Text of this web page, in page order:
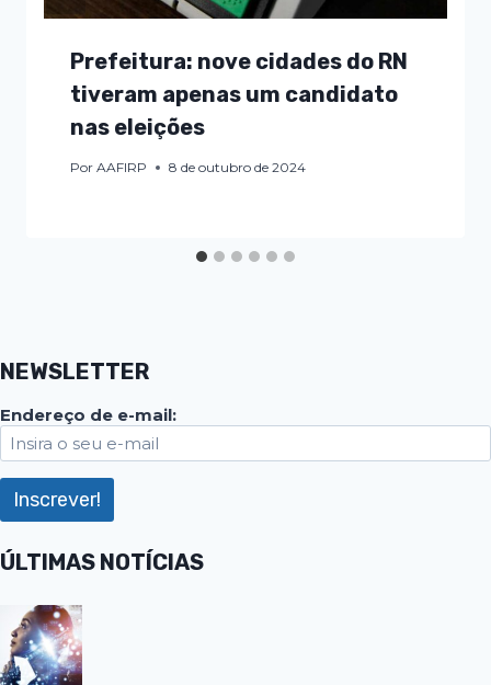
Prefeitura: nove cidades do RN
tiveram apenas um candidato
nas eleições
Por AAFIRP 8 de outubro de 2024
NEWSLETTER
Endereço de e-mail:
ÚLTIMAS NOTÍCIAS